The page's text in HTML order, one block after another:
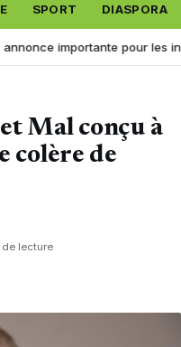
SPORT DIASPORA
importante pour les
Mal conçu à
colère de
de lecture